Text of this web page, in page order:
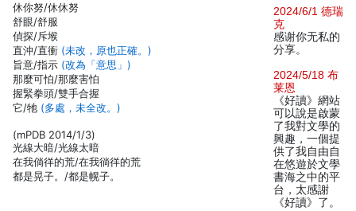
休你努/休休努
舒眼/舒服
偵探/斥堠
直沖/直衝 (未改，原也正確。)
旨意/指示 (改為「意思」)
那麼可怕/那麼害怕
握緊拳頭/雙手合握
它/牠 (多處，未全改。)
(mPDB 2014/1/3)
光線大暗/光線太暗
在我倘徉的荒/在我徜徉的荒
都是晃子。/都是幌子。
2024/6/1 德瑞
克
感谢你无私的
分享。
2024/5/18 布
莱恩
《好讀》網站
可以說是啟蒙
了我對文學的
興趣，一個提
供了我自由自
在悠遊於文學
書海之中的平
台，太感謝
《好讀》了。